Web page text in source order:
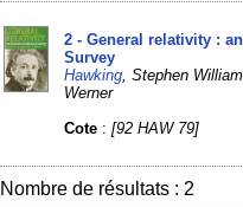
2 - General relativity :
Survey
Hawking , Stephen
Werner
Cote :[92 HAW 79]
Nombre de résultats : 2